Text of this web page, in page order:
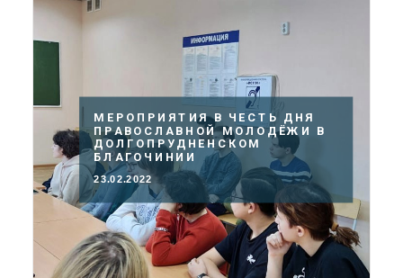
МЕРОПРИЯТИЯ В ЧЕСТЬ ДНЯ
ПРАВОСЛАВНОЙ МОЛОДЁЖИ В
ДОЛГОПРУДНЕНСКОМ
БЛАГОЧИНИИ
23.02.2022